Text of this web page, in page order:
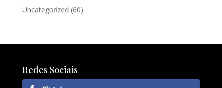
Uncategorized (60)
Redes Sociais